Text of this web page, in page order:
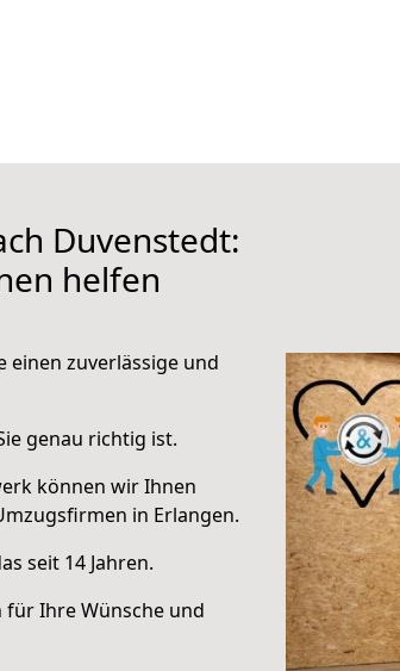
Duvenstedt:
helfen
einen zuverlässige und
genau richtig ist.
können wir Ihnen
in Erlangen.
seit 14 Jahren.
Ihre Wünsche und